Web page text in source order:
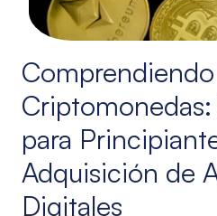
Comprendiendo
Criptomonedas:
para
Adquisición de
Digitales